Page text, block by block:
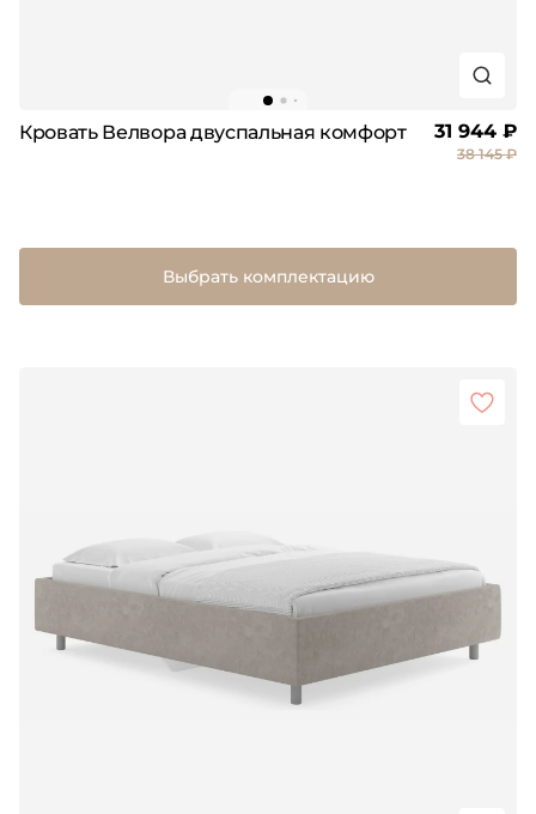
Кровать Велвора двуспальная комфорт 31 944 ₽
38 145 ₽
Выбрать комплектацию